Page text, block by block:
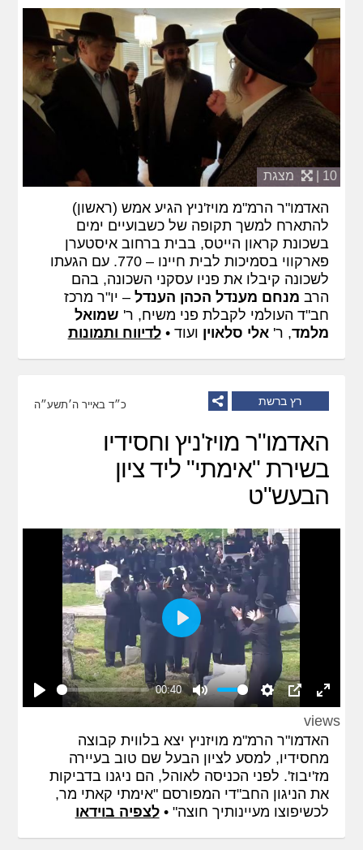
10 | מצגת
האדמו"ר הרמ"מ מויז'ניץ הגיע אמש (ראשון)
להתארח למשך תקופה של כשבועיים ימים
בשכונת קראון הייטס, בבית ברחוב איסטערן
פארקווי בסמיכות לבית חיינו – 770. עם הגעתו
לשכונה קיבלו את פניו עסקני השכונה, בהם
הרב מנחם מענדל הכהן הענדל– יו"ר מרכז
חב"ד העולמי לקבלת פני משיח, ר' שמואל
מלמד, ר'אלי סלאוין ועוד •לדיווח ותמונות
רץ ברשת כ״ד באייר ה׳תשע״ה
האדמו"ר מויז'ניץ וחסידיו
בשירת "אימתי" ליד ציון
הבעש"ט
Play
00:40
Mute Settings PIPEnter
fullscreen
Play
views
האדמו"ר הרמ"מ מויזניץ יצא בלווית קבוצה
מחסידיו, למסע לציון הבעל שם טוב בעיירה
מז'יבוז'. לפני הכניסה לאוהל, הם ניגנו בדביקות
את הניגון החב"די המפורסם "אימתי קאתי מר,
לכשיפוצו מעיינותיך חוצה" •לצפיה בוידאו